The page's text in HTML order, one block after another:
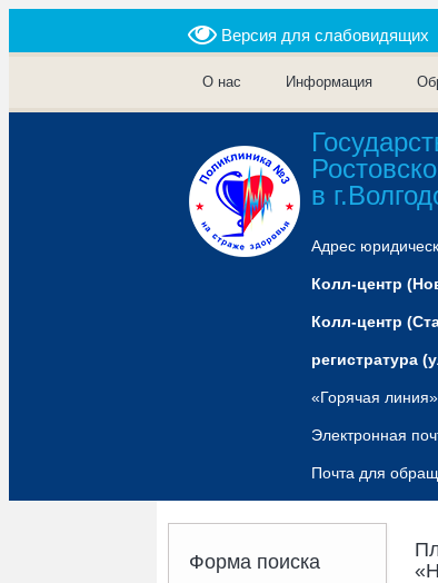
Версия для слабовидящих
О нас Информация
в
Адрес
Колл-центр
Колл-центр
регистратура
«Горячая
Электронная
Почта для
Форма поиска